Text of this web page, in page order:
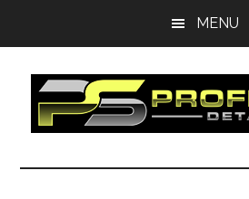
content
sidebar
MENU
Profi
Detailing